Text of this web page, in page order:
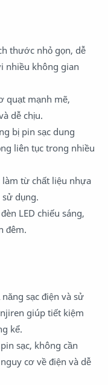
thước nhỏ gọn, dễ
nhiều không gian
quạt mạnh mẽ,
dễ chịu.
bị pin sạc dung
liên tục trong nhiều
làm từ chất liệu nhựa
dụng.
LED chiếu sáng,
đêm.
sạc điện và sử
giúp tiết kiệm
kể.
sạc, không cần
cơ về điện và dễ